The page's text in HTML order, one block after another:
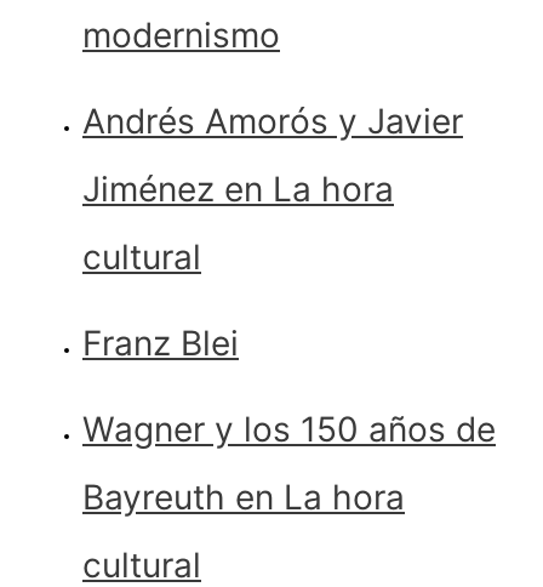
modernismo
Andrés Amorós y Javier
Jiménez en La hora
cultural
Franz Blei
Wagner y los 150 años de
Bayreuth en La hora
cultural